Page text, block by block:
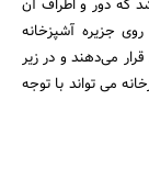
که دور و اطراف آن
جزیره آشپزخانه
می‌دهند و در زیر
می تواند با توجه